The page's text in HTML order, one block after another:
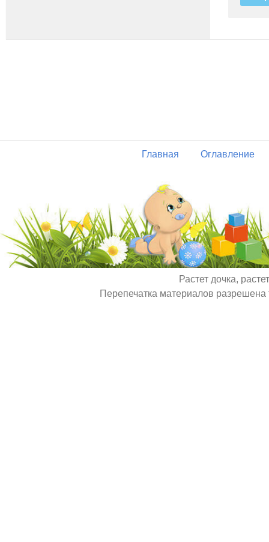
Главная Оглавление
Растет дочка,
Перепечатка материалов разрешена